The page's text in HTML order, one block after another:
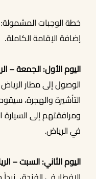
خطة الوجبات
إضافة الإقامة الكاملة.
اليوم الأول: الجمعة –
الوصول إلى مطار
التأشيرة والهجرة،
ومرافقتهم إلى
في الرياض.
اليوم الثاني: السبت – الرياض (50 كم)